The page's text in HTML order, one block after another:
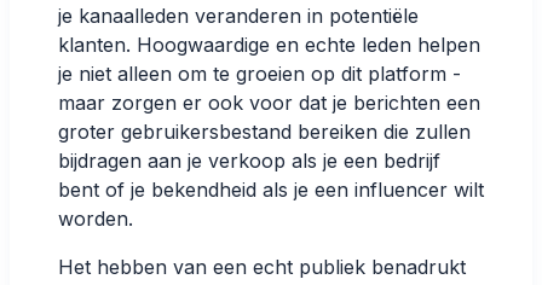
je kanaalleden veranderen in potentiële
klanten. Hoogwaardige en echte leden helpen
je niet alleen om te groeien op dit platform -
maar zorgen er ook voor dat je berichten een
groter gebruikersbestand bereiken die zullen
bijdragen aan je verkoop als je een bedrijf
bent of je bekendheid als je een influencer wilt
worden.
Het hebben van een echt publiek benadrukt